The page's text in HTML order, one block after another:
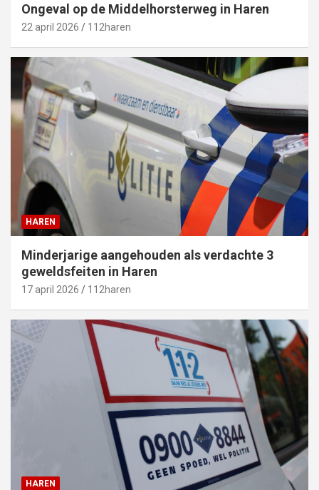
Ongeval op de Middelhorsterweg in Haren
22 april 2026 112haren
HAREN
Minderjarige aangehouden als verdachte 3
geweldsfeiten in Haren
17 april 2026 112haren
HAREN